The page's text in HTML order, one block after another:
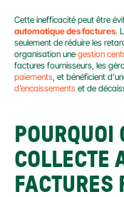
Cette inefficacité peut être
automatique des factures.
seulement de réduire les
organisation une gestion
factures fournisseurs, les
paiements, et bénéficient
d’encaissements et de
POURQUOI
COLLECTE
FACTURES